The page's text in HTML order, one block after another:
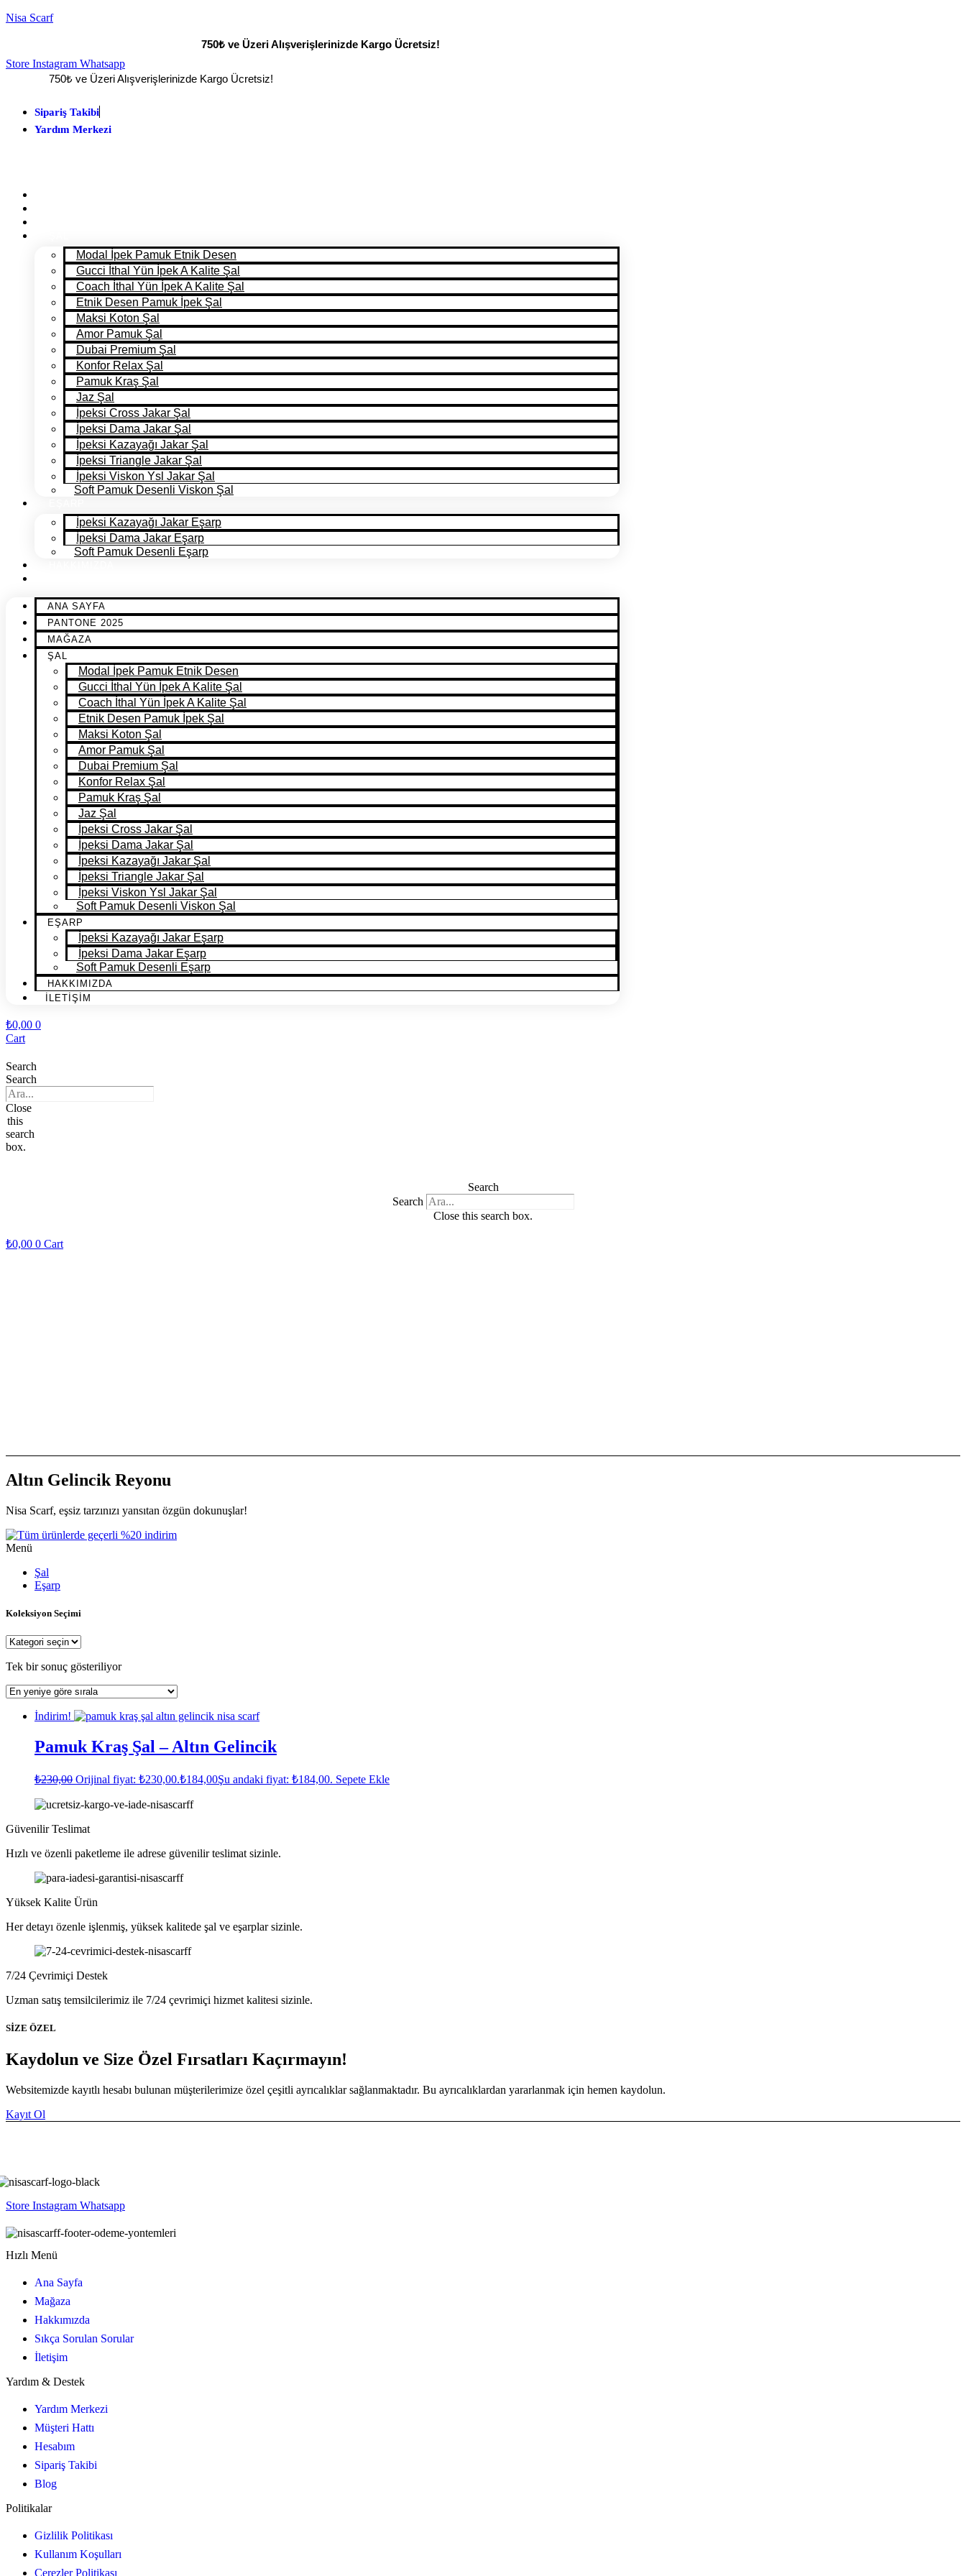
Nisa Scarf
750₺ ve Üzeri Alışverişlerinizde Kargo Ücretsiz!
Store Instagram Whatsapp
750₺ ve Üzeri Alışverişlerinizde Kargo Ücretsiz!
Sipariş Takibi
Yardım Merkezi
Modal İpek Pamuk Etnik Desen
Gucci İthal Yün İpek A Kalite Şal
Coach İthal Yün İpek A Kalite Şal
Etnik Desen Pamuk İpek Şal
Maksi Koton Şal
Amor Pamuk Şal
Dubai Premium Şal
Konfor Relax Şal
Pamuk Kraş Şal
Jaz Şal
İpeksi Cross Jakar Şal
İpeksi Dama Jakar Şal
İpeksi Kazayağı Jakar Şal
İpeksi Triangle Jakar Şal
İpeksi Viskon Ysl Jakar Şal
Soft Pamuk Desenli Viskon Şal
İpeksi Kazayağı Jakar Eşarp
İpeksi Dama Jakar Eşarp
Soft Pamuk Desenli Eşarp
ANA SAYFA
PANTONE 2025
MAĞAZA
ŞAL
Modal İpek Pamuk Etnik Desen
Gucci İthal Yün İpek A Kalite Şal
Coach İthal Yün İpek A Kalite Şal
Etnik Desen Pamuk İpek Şal
Maksi Koton Şal
Amor Pamuk Şal
Dubai Premium Şal
Konfor Relax Şal
Pamuk Kraş Şal
Jaz Şal
İpeksi Cross Jakar Şal
İpeksi Dama Jakar Şal
İpeksi Kazayağı Jakar Şal
İpeksi Triangle Jakar Şal
İpeksi Viskon Ysl Jakar Şal
Soft Pamuk Desenli Viskon Şal
EŞARP
İpeksi Kazayağı Jakar Eşarp
İpeksi Dama Jakar Eşarp
Soft Pamuk Desenli Eşarp
HAKKIMIZDA
İLETİŞİM
₺0,00 0
Cart
Search
Search
Close
this
search
box.
Search
Search
Close this search box.
₺0,00 0 Cart
Altın Gelincik Reyonu
Nisa Scarf, eşsiz tarzınızı yansıtan özgün dokunuşlar!
Menü
Şal
Eşarp
Koleksiyon Seçimi
Tek bir sonuç gösteriliyor
İndirim!
Pamuk Kraş Şal – Altın Gelincik
₺230,00 Orijinal fiyat: ₺230,00.₺184,00Şu andaki fiyat: ₺184,00. Sepete Ekle
Güvenilir Teslimat
Hızlı ve özenli paketleme ile adrese güvenilir teslimat sizinle.
Yüksek Kalite Ürün
Her detayı özenle işlenmiş, yüksek kalitede şal ve eşarplar sizinle.
7/24 Çevrimiçi Destek
Uzman satış temsilcilerimiz ile 7/24 çevrimiçi hizmet kalitesi sizinle.
SİZE ÖZEL
Kaydolun ve Size Özel Fırsatları Kaçırmayın!
Websitemizde kayıtlı hesabı bulunan müşterilerimize özel çeşitli ayrıcalıklar sağlanmaktadır. Bu ayrıcalıklardan yararlanmak için hemen kaydolun.
Kayıt Ol
Store Instagram Whatsapp
Hızlı Menü
Ana Sayfa
Mağaza
Hakkımızda
Sıkça Sorulan Sorular
İletişim
Yardım & Destek
Yardım Merkezi
Müşteri Hattı
Hesabım
Sipariş Takibi
Blog
Politikalar
Gizlilik Politikası
Kullanım Koşulları
Çerezler Politikası